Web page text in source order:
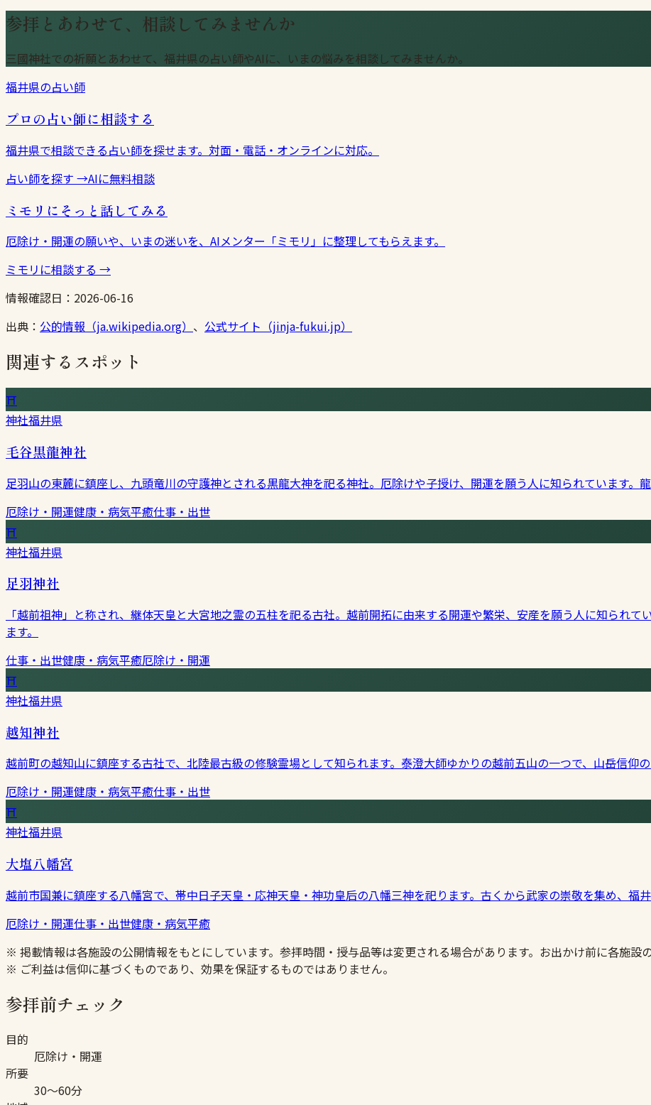
参拝とあわせて、相談してみませんか
三國神社での祈願とあわせて、福井県の占い師やAIに、いまの悩みを相談してみませんか。
福井県の占い師
プロの占い師に相談する
福井県で相談できる占い師を探せます。対面・電話・オンラインに対応。
占い師を探す →AIに無料相談
ミモリにそっと話してみる
厄除け・開運の願いや、いまの迷いを、AIメンター「ミモリ」に整理してもらえます。
ミモリに相談する →
情報確認日： 2026-06-16
出典： 公的情報（ja.wikipedia.org） 、 公式サイト（jinja-fukui.jp）
関連するスポット
⛩
神社福井県
毛谷黒龍神社
足羽山の東麓に鎮座し、九頭竜川の守護神とされる黒龍大神を祀る神社。厄除けや子授け、開運を願う人に知られています。
厄除け・開運健康・病気平癒仕事・出世
⛩
神社福井県
足羽神社
「越前祖神」と称され、継体天皇と大宮地之霊の五柱を祀る古社。越前開拓に由来する開運や繁栄、安産を願う人に知られ
ます。
仕事・出世健康・病気平癒厄除け・開運
⛩
神社福井県
越知神社
越前町の越知山に鎮座する古社で、北陸最古級の修験霊場として知られます。泰澄大師ゆかりの越前五山の一つで、山岳信仰
厄除け・開運健康・病気平癒仕事・出世
⛩
神社福井県
大塩八幡宮
越前市国兼に鎮座する八幡宮で、帯中日子天皇・応神天皇・神功皇后の八幡三神を祀ります。古くから武家の崇敬を集め、福
厄除け・開運仕事・出世健康・病気平癒
※ 掲載情報は各施設の公開情報をもとにしています。参拝時間・授与品等は変更される場合があります。お出かけ前に各施設
※ ご利益は信仰に基づくものであり、効果を保証するものではありません。
参拝前チェック
目的
厄除け・開運
所要
30〜60分